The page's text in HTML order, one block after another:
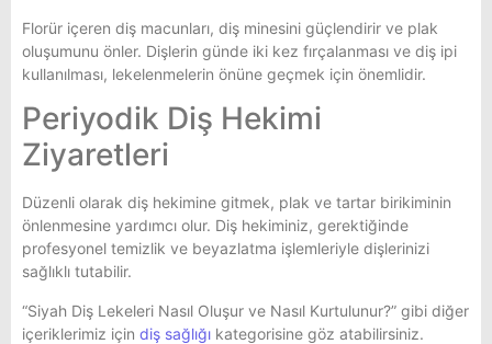
Florür içeren diş macunları, diş minesini güçlendirir ve plak
oluşumunu önler. Dişlerin günde iki kez fırçalanması ve diş ipi
kullanılması, lekelenmelerin önüne geçmek için önemlidir.
Periyodik Diş Hekimi
Ziyaretleri
Düzenli olarak diş hekimine gitmek, plak ve tartar birikiminin
önlenmesine yardımcı olur. Diş hekiminiz, gerektiğinde
profesyonel temizlik ve beyazlatma işlemleriyle dişlerinizi
sağlıklı tutabilir.
“Siyah Diş Lekeleri Nasıl Oluşur ve Nasıl Kurtulunur?” gibi diğer
içeriklerimiz için diş sağlığı kategorisine göz atabilirsiniz.